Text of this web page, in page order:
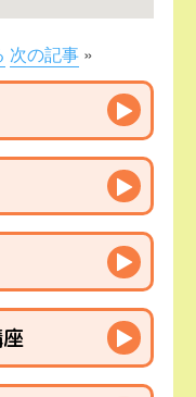
次の記事»
▶
▶
▶
▶